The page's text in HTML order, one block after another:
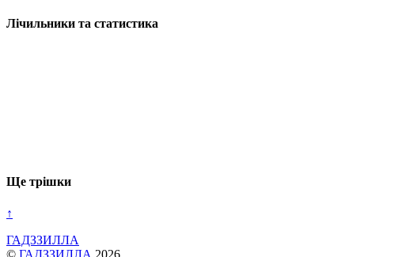
Лічильники та статистика
Ще трішки
↑
ГАДЗЗИЛЛА
© ГАДЗЗИЛЛА 2026